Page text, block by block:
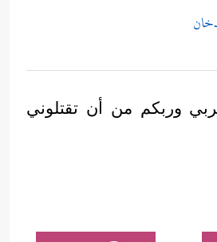
وربكم من أن تقتلوني